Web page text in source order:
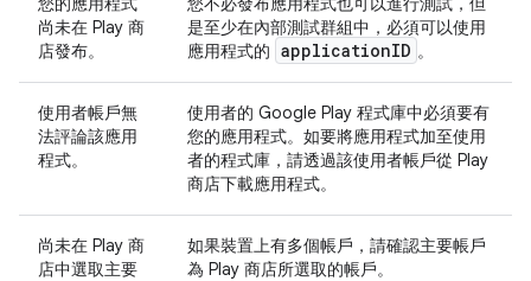
尚未在 Play 商
店發布。
是至少在內部測試群組中，必須可以使用
應用程式的 applicationID 。
使用者帳戶無
法評論該應用
程式。
使用者的 Google Play 程式庫中必須要有
您的應用程式。如要將應用程式加至使用
者的程式庫，請透過該使用者帳戶從 Play
商店下載應用程式。
尚未在 Play 商
店中選取主要
如果裝置上有多個帳戶，請確認主要帳戶
為 Play 商店所選取的帳戶。